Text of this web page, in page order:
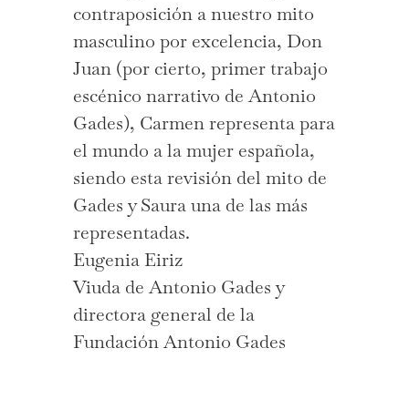
contraposición a nuestro mito
masculino por excelencia, Don
Juan (por cierto, primer trabajo
escénico narrativo de Antonio
Gades), Carmen representa para
el mundo a la mujer española,
siendo esta revisión del mito de
Gades y Saura una de las más
representadas.
Eugenia Eiriz
Viuda de Antonio Gades y
directora general de la
Fundación Antonio Gades